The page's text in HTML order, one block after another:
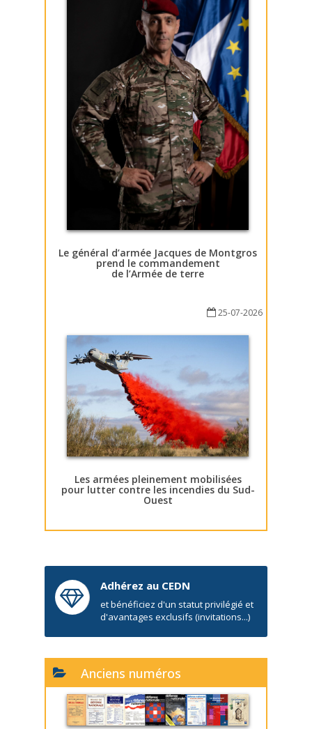
Le général d’armée Jacques de Montgros
prend le commandement
de l’Armée de terre
25-07-2026
Les armées pleinement mobilisées
pour lutter contre les incendies du Sud-
Ouest
Adhérez au CEDN
et bénéficiez d'un statut privilégié et
d'avantages exclusifs (invitations...)
Anciens numéros